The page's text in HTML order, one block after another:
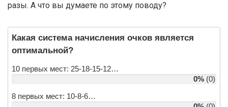
разы. А что вы думаете по этому поводу?
Какая система начисления очков является
оптимальной?
10 первых мест: 25-18-15-12…
0% (0)
8 первых мест: 10-8-6…